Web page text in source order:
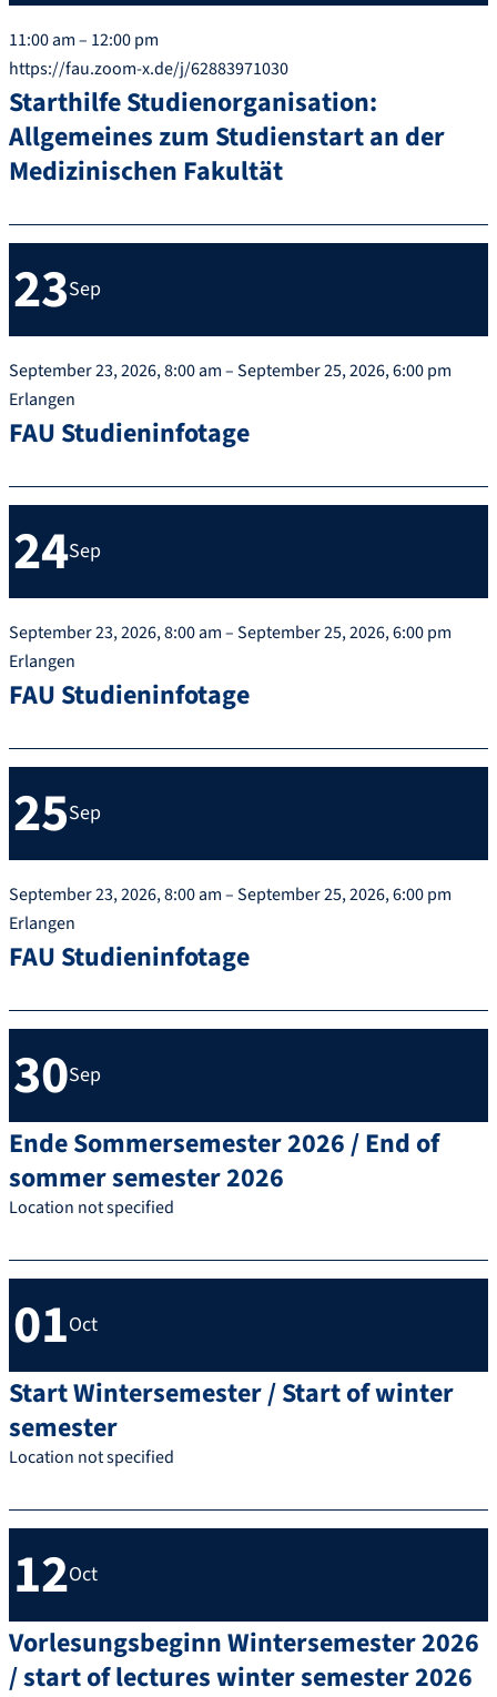
11:00 am – 12:00 pm
Starthilfe Studienorganisation:
Allgemeines zum Studienstart an der
Medizinischen Fakultät
https://fau.zoom-x.de/j/62883971030
23Sep
September 23, 2026, 8:00 am – September 25, 2026, 6:00 pm
FAU Studieninfotage
Erlangen
24Sep
September 23, 2026, 8:00 am – September 25, 2026, 6:00 pm
FAU Studieninfotage
Erlangen
25Sep
September 23, 2026, 8:00 am – September 25, 2026, 6:00 pm
FAU Studieninfotage
Erlangen
30Sep
Ende Sommersemester 2026 / End of
sommer semester 2026
Location not specified
01Oct
Start Wintersemester / Start of winter
semester
Location not specified
12Oct
Vorlesungsbeginn Wintersemester 2026
/ start of lectures winter semester 2026